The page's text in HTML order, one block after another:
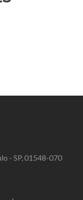
- SP, 01548-070